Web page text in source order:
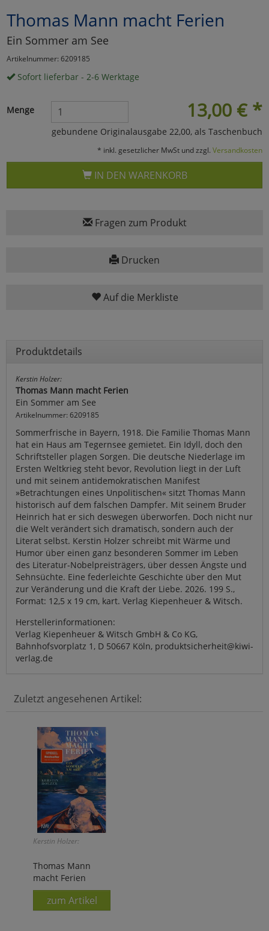
Thomas Mann macht Ferien
Ein Sommer am See
Artikelnummer: 6209185
Sofort lieferbar - 2-6 Werktage
13,00 € *
Menge
gebundene Originalausgabe 22,00, als Taschenbuch
* inkl. gesetzlicher MwSt und zzgl. Versandkosten
IN DEN WARENKORB
Fragen zum Produkt
Drucken
Auf die Merkliste
Produktdetails
Kerstin Holzer:
Thomas Mann macht Ferien
Ein Sommer am See
Artikelnummer: 6209185
Sommerfrische in Bayern, 1918. Die Familie Thomas Mann
hat ein Haus am Tegernsee gemietet. Ein Idyll, doch den
Schriftsteller plagen Sorgen. Die deutsche Niederlage im
Ersten Weltkrieg steht bevor, Revolution liegt in der Luft
und mit seinem antidemokratischen Manifest
»Betrachtungen eines Unpolitischen« sitzt Thomas Mann
historisch auf dem falschen Dampfer. Mit seinem Bruder
Heinrich hat er sich deswegen überworfen. Doch nicht nur
die Welt verändert sich dramatisch, sondern auch der
Literat selbst. Kerstin Holzer schreibt mit Wärme und
Humor über einen ganz besonderen Sommer im Leben
des Literatur-Nobelpreisträgers, über dessen Ängste und
Sehnsüchte. Eine federleichte Geschichte über den Mut
zur Veränderung und die Kraft der Liebe. 2026. 199 S.,
Format: 12,5 x 19 cm, kart. Verlag Kiepenheuer & Witsch.
Herstellerinformationen:
Verlag Kiepenheuer & Witsch GmbH & Co KG,
Bahnhofsvorplatz 1, D 50667 Köln, produktsicherheit@kiwi-
verlag.de
Zuletzt angesehenen Artikel:
Kerstin Holzer:
Thomas Mann
macht Ferien
zum Artikel
Marketing
Umfragetools
Cookies
Alle Akzeptieren
Cookies
Einstellungen speichern
zurückzu Haupptseite